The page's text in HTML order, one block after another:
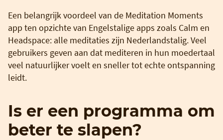
Een belangrijk voordeel van de Meditation Moments
app ten opzichte van Engelstalige apps zoals Calm en
Headspace: alle meditaties zijn Nederlandstalig. Veel
gebruikers geven aan dat mediteren in hun moedertaal
veel natuurlijker voelt en sneller tot echte ontspanning
leidt.
Is er een programma om
beter te slapen?